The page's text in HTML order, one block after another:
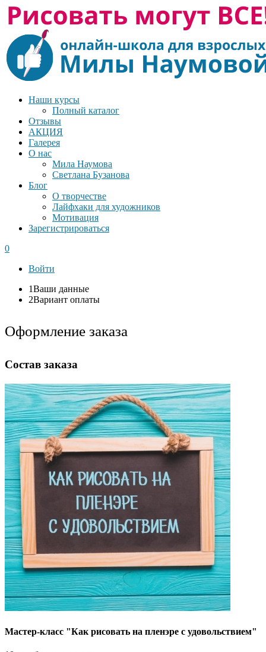
Наши курсы
Полный каталог
Отзывы
АКЦИЯ
Галерея
О нас
Мила Наумова
Светлана Бузанова
Блог
О творчестве
Лайфхаки для художников
Мотивация
Зарегистрироваться
0
Войти
1Ваши данные
2Вариант оплаты
Оформление заказа
Состав заказа
Мастер-класс "Как рисовать на пленэре с удовольствием"